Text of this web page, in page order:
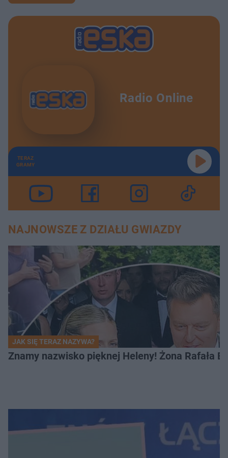
Radio Online
TERAZ
GRAMY
NAJNOWSZE Z DZIAŁU GWIAZDY
JAK SIĘ TERAZ NAZYWA?
Znamy nazwisko pięknej Heleny! Żona Rafała